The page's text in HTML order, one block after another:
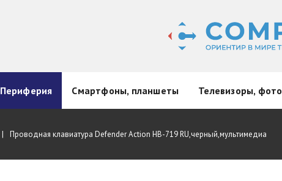
Периферия Смартфоны, планшеты Телевизоры, фото
Проводная клавиатура Defender Action HB-719 RU,черный,мультимедиа